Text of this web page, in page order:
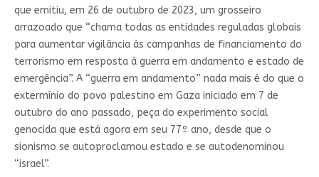
que emitiu, em 26 de outubro de 2023, um grosseiro
arrazoado que “chama todas as entidades reguladas globais
para aumentar vigilância às campanhas de financiamento do
terrorismo em resposta à guerra em andamento e estado de
emergência”. A “guerra em andamento” nada mais é do que o
extermínio do povo palestino em Gaza iniciado em 7 de
outubro do ano passado, peça do experimento social
genocida que está agora em seu 77º ano, desde que o
sionismo se autoproclamou estado e se autodenominou
“israel”.